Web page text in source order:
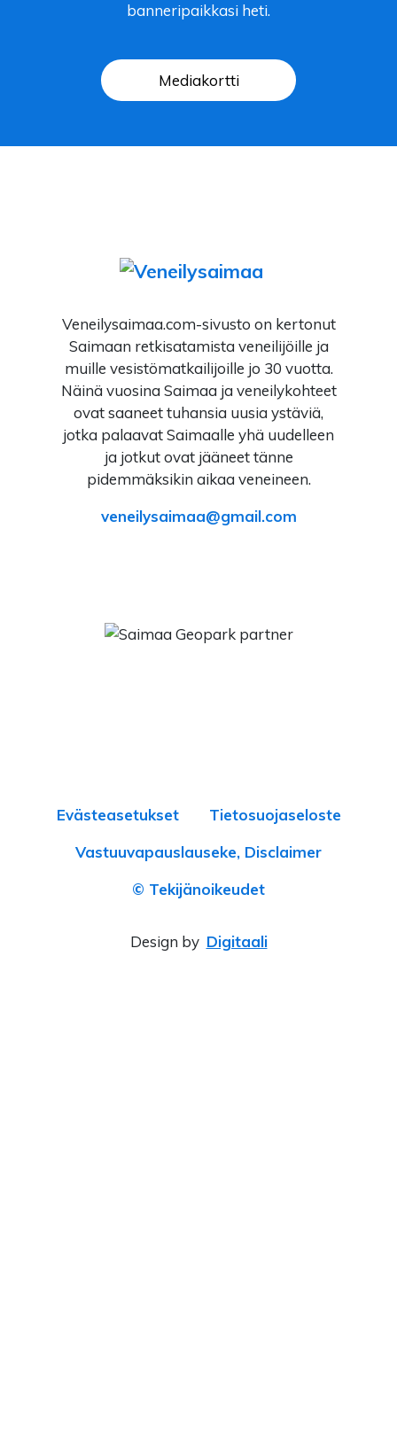
banneripaikkasi heti.
Mediakortti
Veneilysaimaa.com-sivusto on kertonut
Saimaan retkisatamista veneilijöille ja
muille vesistömatkailijoille jo 30 vuotta.
Näinä vuosina Saimaa ja veneilykohteet
ovat saaneet tuhansia uusia ystäviä,
jotka palaavat Saimaalle yhä uudelleen
ja jotkut ovat jääneet tänne
pidemmäksikin aikaa veneineen.
veneilysaimaa
gmail.com
Evästeasetukset
Tietosuojaseloste
Vastuuvapauslauseke, Disclaimer
© Tekijänoikeudet
Design by Digitaali